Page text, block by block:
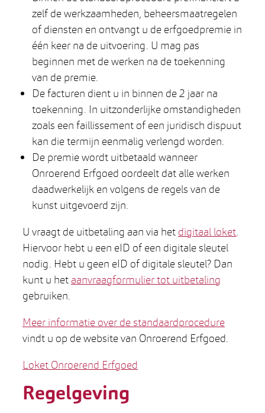
zelf de werkzaamheden, beheersmaatregelen
of diensten en ontvangt u de erfgoedpremie in
één keer na de uitvoering. U mag pas
beginnen met de werken na de toekenning
van de premie.
De facturen dient u in binnen de 2 jaar na
toekenning. In uitzonderlijke omstandigheden
zoals een faillissement of een juridisch dispuut
kan die termijn eenmalig verlengd worden.
De premie wordt uitbetaald wanneer
Onroerend Erfgoed oordeelt dat alle werken
daadwerkelijk en volgens de regels van de
kunst uitgevoerd zijn.
U vraagt de uitbetaling aan via het digitaal loket.
Hiervoor hebt u een eID of een digitale sleutel
nodig. Hebt u geen eID of digitale sleutel? Dan
kunt u het aanvraagformulier tot uitbetaling
gebruiken.
Meer informatie over de standaardprocedure
vindt u op de website van Onroerend Erfgoed.
Loket Onroerend Erfgoed
Regelgeving